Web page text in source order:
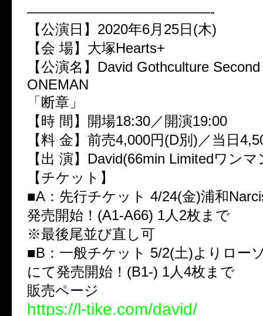
—————————————-
【公演日】2020年6月25日(木)
【会 場】大塚Hearts+
【公演名】David Gothculture
ONEMAN
「断章」
【時 間】開場18:30／開演19:00
【料 金】前売4,000円(D別)／当日
【出 演】David(66min Limitedワンマ
【チケット】
■A：先行チケット 4/24(金)浦和
発売開始！(A1-A66) 1人2枚まで
※最後尾並び直し可
■B：一般チケット 5/2(土)よりロー
にて発売開始！(B1-) 1人4枚まで
販売ページ
https://l-tike.com/david/